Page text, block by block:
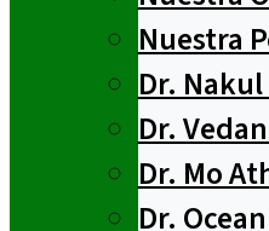
Nuestra
Dr.
Dr.
Dr. Mo
Dr.